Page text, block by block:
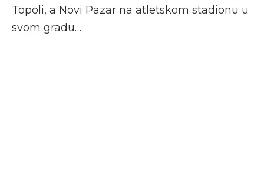
Topoli, a Novi Pazar na atletskom stadionu u
svom gradu…